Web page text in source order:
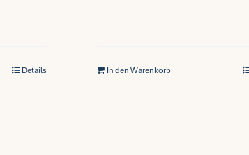
Details In den Warenkorb